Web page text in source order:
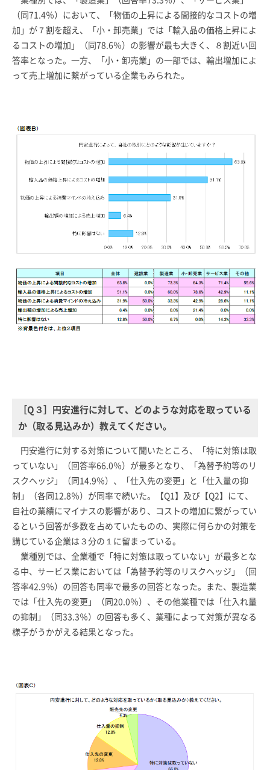
（同71.4％）において、「物価の上昇による間接的なコストの増
加」が７割を超え、「小・卸売業」では「輸入品の価格上昇によ
るコストの増加」（同78.6％）の影響が最も大きく、８割近い回
答率となった。一方、「小・卸売業」の一部では、輸出増加によ
って売上増加に繋がっている企業もみられた。
［Q３］円安進行に対して、どのような対応を取っている
か（取る見込みか）教えてください。
円安進行に対する対策について聞いたところ、「特に対策は取
っていない」（回答率66.0％）が最多となり、「為替予約等のリ
スクヘッジ」（同14.9％）、「仕入先の変更」と「仕入量の抑
制」（各同12.8％）が同率で続いた。【Q1】及び【Q2】にて、
自社の業績にマイナスの影響があり、コストの増加に繋がってい
るという回答が多数を占めていたものの、実際に何らかの対策を
講じている企業は３分の１に留まっている。
業種別では、全業種で「特に対策は取っていない」が最多とな
る中、サービス業においては「為替予約等のリスクヘッジ」（回
答率42.9％）の回答も同率で最多の回答となった。また、製造業
では「仕入先の変更」（同20.0％）、その他業種では「仕入れ量
の抑制」（同33.3％）の回答も多く、業種によって対策が異なる
様子がうかがえる結果となった。